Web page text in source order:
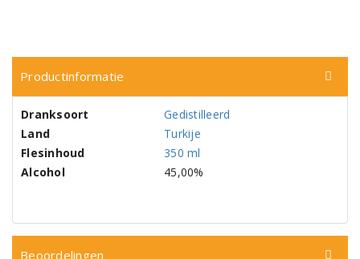
Productinformatie
Dranksoort
Gedistilleerd
Land
Turkije
Flesinhoud
350 ml
Alcohol
45,00%
Beoordelingen